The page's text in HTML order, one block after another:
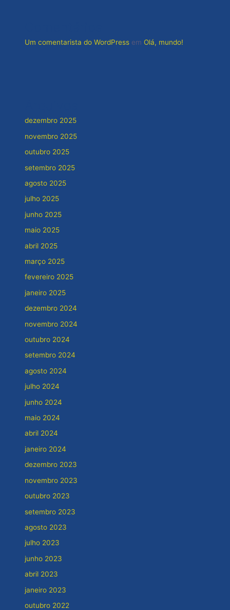
Um comentarista do WordPress em Olá, mundo!
dezembro 2025
novembro 2025
outubro 2025
setembro 2025
agosto 2025
julho 2025
junho 2025
maio 2025
abril 2025
março 2025
fevereiro 2025
janeiro 2025
dezembro 2024
novembro 2024
outubro 2024
setembro 2024
agosto 2024
julho 2024
junho 2024
maio 2024
abril 2024
janeiro 2024
dezembro 2023
novembro 2023
outubro 2023
setembro 2023
agosto 2023
julho 2023
junho 2023
abril 2023
janeiro 2023
outubro 2022